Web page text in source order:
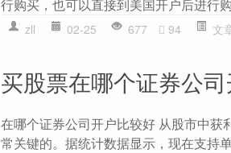
行购买，也可以直接到美国开户后进行
zll 02-25 677 94 文
买股票在哪个证券公
在哪个证券公司开户比较好 从股市中
常关键的。据统计数据显示，现在支持